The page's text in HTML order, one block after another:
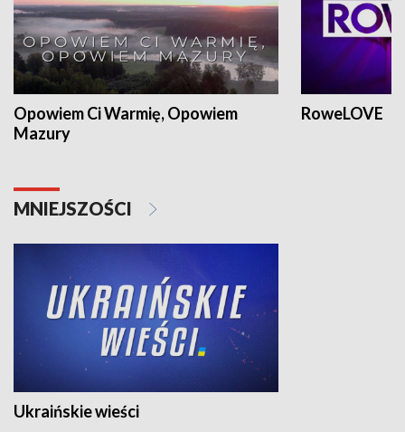
Opowiem Ci Warmię, Opowiem
Mazury
RoweLOVE
MNIEJSZOŚCI
Ukraińskie wieści